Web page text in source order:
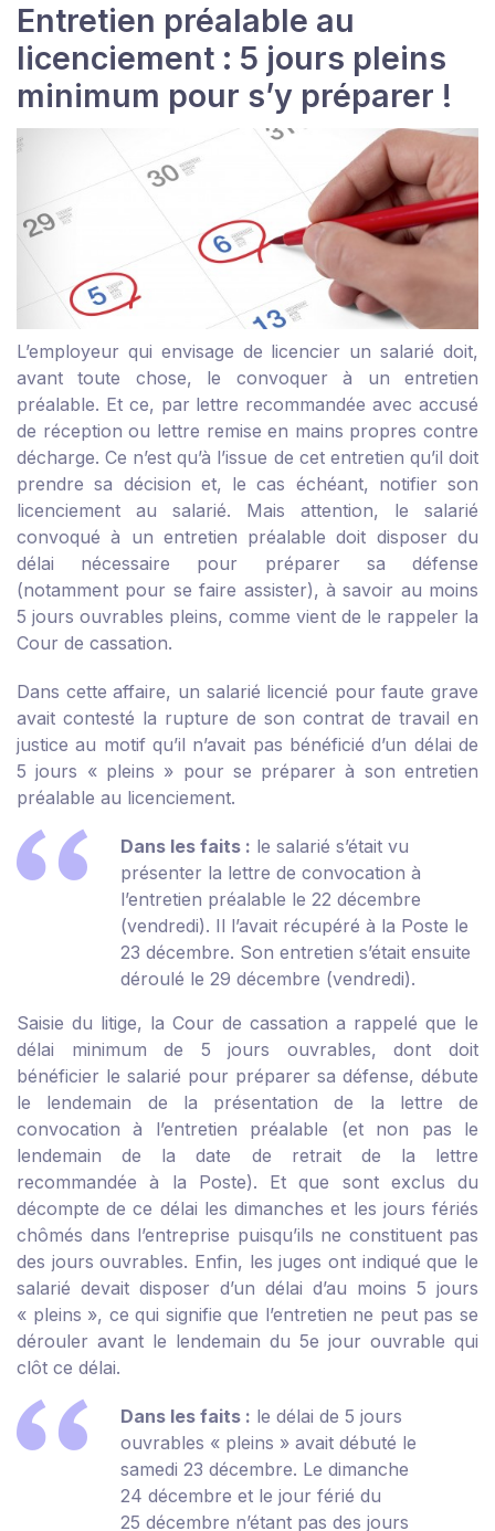
Entretien préalable au
licenciement : 5 jours pleins
minimum pour s’y préparer !
L’employeur qui envisage de licencier un salarié doit,
avant toute chose, le convoquer à un entretien
préalable. Et ce, par lettre recommandée avec accusé
de réception ou lettre remise en mains propres contre
décharge. Ce n’est qu’à l’issue de cet entretien qu’il doit
prendre sa décision et, le cas échéant, notifier son
licenciement au salarié. Mais attention, le salarié
convoqué à un entretien préalable doit disposer du
délai nécessaire pour préparer sa défense
(notamment pour se faire assister), à savoir au moins
5 jours ouvrables pleins, comme vient de le rappeler la
Cour de cassation.
Dans cette affaire, un salarié licencié pour faute grave
avait contesté la rupture de son contrat de travail en
justice au motif qu’il n’avait pas bénéficié d’un délai de
5 jours « pleins » pour se préparer à son entretien
préalable au licenciement.
Dans les faits : le salarié s’était vu
présenter la lettre de convocation à
l’entretien préalable le 22 décembre
(vendredi). Il l’avait récupéré à la Poste le
23 décembre. Son entretien s’était ensuite
déroulé le 29 décembre (vendredi).
Saisie du litige, la Cour de cassation a rappelé que le
délai minimum de 5 jours ouvrables, dont doit
bénéficier le salarié pour préparer sa défense, débute
le lendemain de la présentation de la lettre de
convocation à l’entretien préalable (et non pas le
lendemain de la date de retrait de la lettre
recommandée à la Poste). Et que sont exclus du
décompte de ce délai les dimanches et les jours fériés
chômés dans l’entreprise puisqu’ils ne constituent pas
des jours ouvrables. Enfin, les juges ont indiqué que le
salarié devait disposer d’un délai d’au moins 5 jours
« pleins », ce qui signifie que l’entretien ne peut pas se
dérouler avant le lendemain du 5e jour ouvrable qui
clôt ce délai.
Dans les faits : le délai de 5 jours
ouvrables « pleins » avait débuté le
samedi 23 décembre. Le dimanche
24 décembre et le jour férié du
25 décembre n’étant pas des jours